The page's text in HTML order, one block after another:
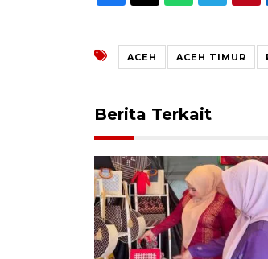
ACEH ACEH TIMUR
Berita Terkait